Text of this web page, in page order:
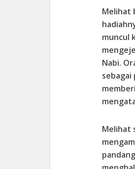
Melihat
muncul
Nabi.
sebagai
Melihat